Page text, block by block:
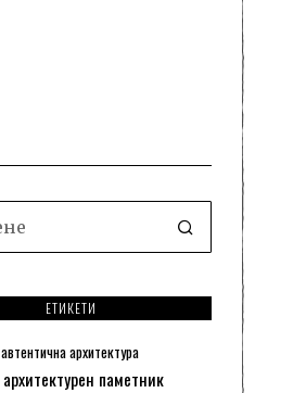
ЕТИКЕТИ
автентична архитектура
архитектурен паметник